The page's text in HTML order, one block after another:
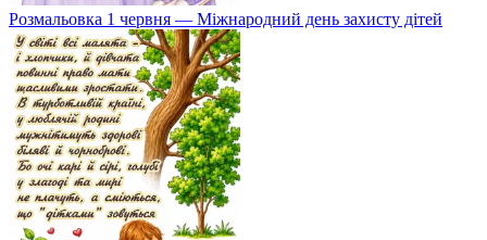
Розмальовка 1 червня — Міжнародний день захисту дітей